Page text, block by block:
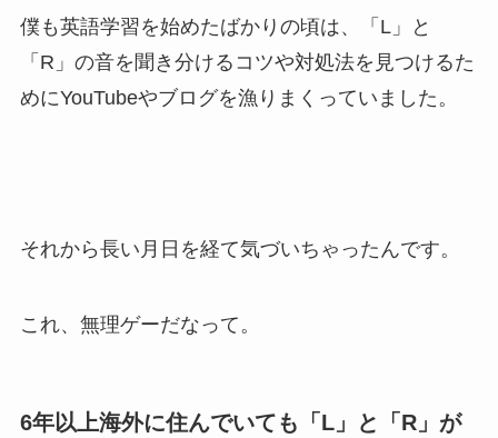
僕も英語学習を始めたばかりの頃は、「L」と
「R」の音を聞き分けるコツや対処法を見つけるた
めにYouTubeやブログを漁りまくっていました。
それから長い月日を経て気づいちゃったんです。
これ、無理ゲーだなって。
6年以上海外に住んでいても「L」と「R」が